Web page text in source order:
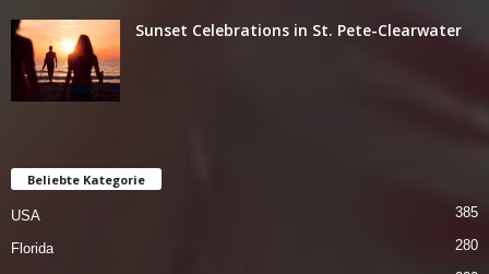
Sunset Celebrations in St. Pete-Clearwater
Beliebte Kategorie
USA 385
Florida 280